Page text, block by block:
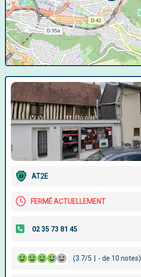
AT2E
FERMÉ ACTUELLEMENT
(3.7/5 - de 10 notes)